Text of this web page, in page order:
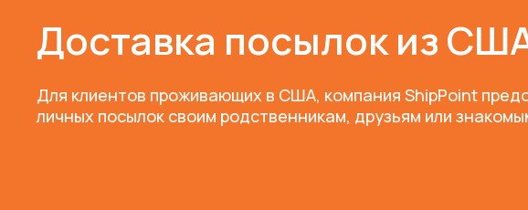
Доставка посылок из
Для клиентов проживающих в США, компания ShipPoint
личных посылок своим родственникам, друзьям или